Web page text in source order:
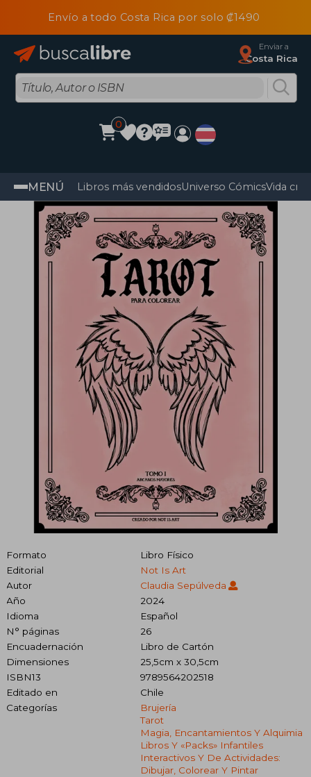
Envío a todo Costa Rica por solo ₡1490
Enviar a
Costa Rica
0
MENÚ Libros más vendidosUniverso CómicsVida
Formato
Libro Físico
Editorial
Not Is Art
Autor
Claudia Sepúlveda
Año
2024
Idioma
Español
N° páginas
26
Encuadernación
Libro de Cartón
Dimensiones
25,5cm x 30,5cm
ISBN13
9789564202518
Editado en
Chile
Categorías
Brujería
Tarot
Magia, Encantamientos Y Alquimia
Libros Y «packs» Infantiles
Interactivos Y De Actividades:
Dibujar, Colorear Y Pintar